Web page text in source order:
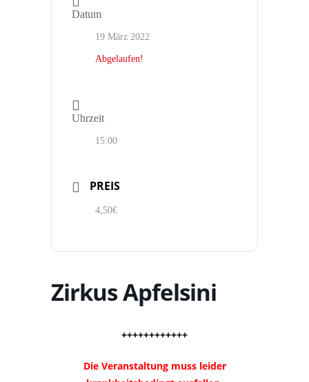
Datum
19 März 2022
Abgelaufen!
Uhrzeit
15:00
PREIS
4,50€
Zirkus Apfelsini
++++++++++++
Die Veranstaltung muss leider